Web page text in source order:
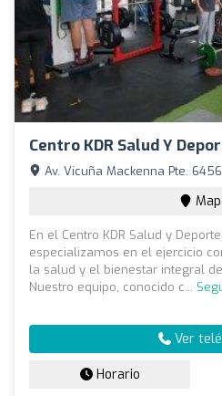
Centro KDR Salud Y
Av. Vicuña Mackenna Pte.
En el Centro KDR Salud y
especializamos en el ejercicio
la salud y el bienestar integral
Nuestro equipo, conocido c...
Ver
Horario